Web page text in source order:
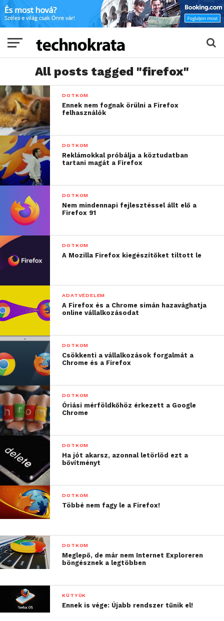
All posts tagged "firefox"
DOTKOM
Ennek nem fognak örülni a Firefox
felhasználók
DOTKOM
Reklámokkal próbálja a köztudatban
tartani magát a Firefox
DOTKOM
Nem mindennapi fejlesztéssel állt elő a
Firefox 91
DOTKOM
A Mozilla Firefox kiegészítőket tiltott le
ADATVÉDELEM
A Firefox és a Chrome simán hazavághatja
online vállalkozásodat
DOTKOM
Csökkenti a vállalkozások forgalmát a
Chrome és a Firefox
DOTKOM
Óriási mérföldkőhöz érkezett a Google
Chrome
DOTKOM
Ha jót akarsz, azonnal letörlöd ezt a
bővítményt
DOTKOM
Többé nem fagy le a Firefox!
DOTKOM
Meglepő, de már nem Internet Exploreren
böngésznek a legtöbben
KÜTYÜK
Ennek is vége: Újabb rendszer tűnik el!